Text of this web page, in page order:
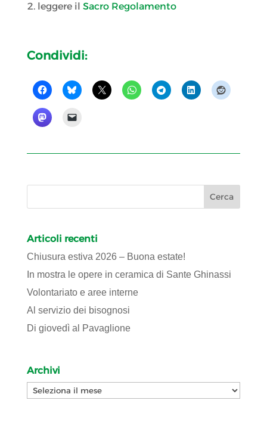
leggere il Sacro Regolamento
Condividi:
Articoli recenti
Chiusura estiva 2026 – Buona estate!
In mostra le opere in ceramica di Sante Ghinassi
Volontariato e aree interne
Al servizio dei bisognosi
Di giovedì al Pavaglione
Archivi
Archivi